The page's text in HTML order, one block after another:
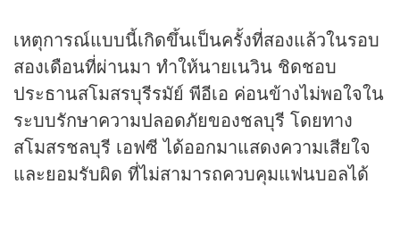
เหตุการณ์แบบนี้เกิดขึ้นเป็นครั้งที่สองแล้วในรอบ
สองเดือนที่ผ่านมา ทำให้นายเนวิน ชิดชอบ
ประธานสโมสรบุรีรมัย์ พีอีเอ ค่อนข้างไม่พอใจใน
ระบบรักษาความปลอดภัยของชลบุรี โดยทาง
สโมสรชลบุรี เอฟซี ได้ออกมาแสดงความเสียใจ
และยอมรับผิด ที่ไม่สามารถควบคุมแฟนบอลได้